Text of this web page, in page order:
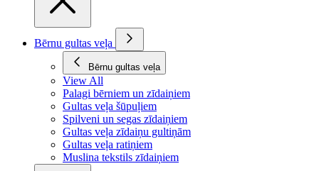
Bērnu gultas veļa
Bērnu gultas veļa
View All
Palagi bērniem un zīdaiņiem
Gultas veļa šūpuļiem
Spilveni un segas zīdaiņiem
Gultas veļa zīdaiņu gultiņām
Gultas veļa ratiņiem
Muslina tekstils zīdaiņiem